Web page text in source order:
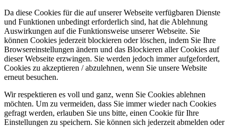
Da diese Cookies für die auf unserer Webseite verfügbaren Dienste
und Funktionen unbedingt erforderlich sind, hat die Ablehnung
Auswirkungen auf die Funktionsweise unserer Webseite. Sie
können Cookies jederzeit blockieren oder löschen, indem Sie Ihre
Browsereinstellungen ändern und das Blockieren aller Cookies auf
dieser Webseite erzwingen. Sie werden jedoch immer aufgefordert,
Cookies zu akzeptieren / abzulehnen, wenn Sie unsere Website
erneut besuchen.
Wir respektieren es voll und ganz, wenn Sie Cookies ablehnen
möchten. Um zu vermeiden, dass Sie immer wieder nach Cookies
gefragt werden, erlauben Sie uns bitte, einen Cookie für Ihre
Einstellungen zu speichern. Sie können sich jederzeit abmelden oder